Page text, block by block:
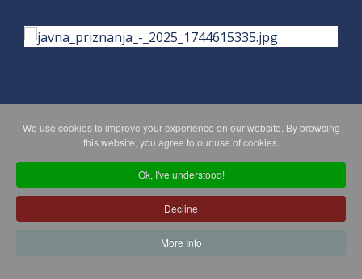
PRIVACY POLICY MAPA WEBA
Copyright © 2026 Koprivničko - križevačka županija. All Rights
Reserved.
We use cookies to improve your experience on our website. By browsing
this website, you agree to our use of cookies.
Ok, I've understood!
Decline
More Info